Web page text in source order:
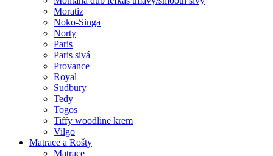
Moratiz
Noko-Singa
Norty
Paris
Paris sivá
Provance
Royal
Sudbury
Tedy
Togos
Tiffy woodline krem
Vilgo
Matrace a Rošty
Matrace